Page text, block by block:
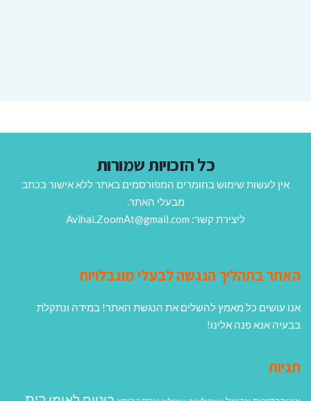
כל הזכויות שמורות
אין לעשות שימוש בחומרים המפורסמים באתר ללא אישור בכתב
מבעלי האתר.
ליצירת קשר: Avihai.ZoomAt@gmail.com
האתר בתהליך הנגשה לבעלי מוגבלויות
אנו עושים כל מאמץ להשלים את הנגשת האתר! במידה ונתקלת
בבעיה אנא פנה אלינו!
תגיות